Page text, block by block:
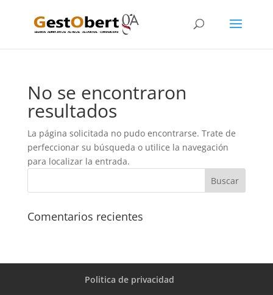
No se encontraron
resultados
La página solicitada no pudo encontrarse. Trate de
perfeccionar su búsqueda o utilice la navegación
para localizar la entrada.
Comentarios recientes
Politica de privacidad